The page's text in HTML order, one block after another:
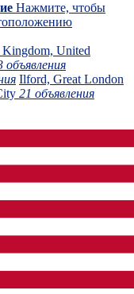
Нажмите, чтобы
United
объявления
Ilford, Great London
21 объявления